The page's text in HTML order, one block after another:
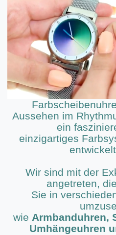
Aussehen im
ein
einzigartiges
Wir sind mit der
angetreten,
Sie in
wie Armbanduhren,
Umhängeuhren